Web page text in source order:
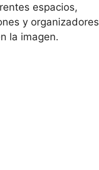
espacios,
y organizadores
la imagen.